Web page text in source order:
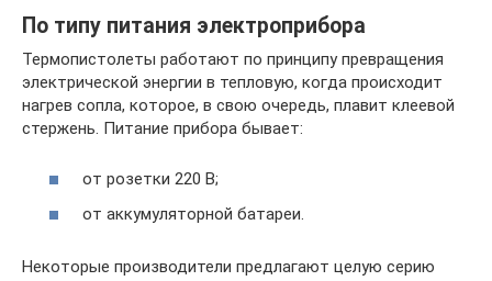
По типу питания электроприбора
Термопистолеты работают по принципу превращения
электрической энергии в тепловую, когда происходит
нагрев сопла, которое, в свою очередь, плавит клеевой
стержень. Питание прибора бывает:
от розетки 220 В;
от аккумуляторной батареи.
Некоторые производители предлагают целую серию